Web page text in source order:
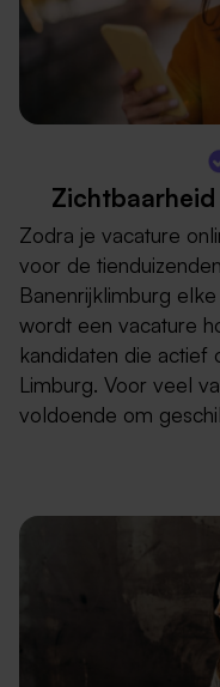
Zodra je vacature
voor de
Banenrijklimburg
wordt een vacature
kandidaten die actief
Limburg. Voor veel
voldoende om